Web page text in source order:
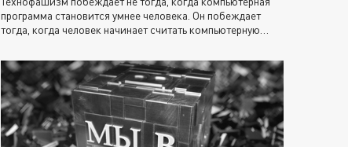
программа становится умнее человека. Он побеждает
тогда, когда человек начинает считать компьютерную